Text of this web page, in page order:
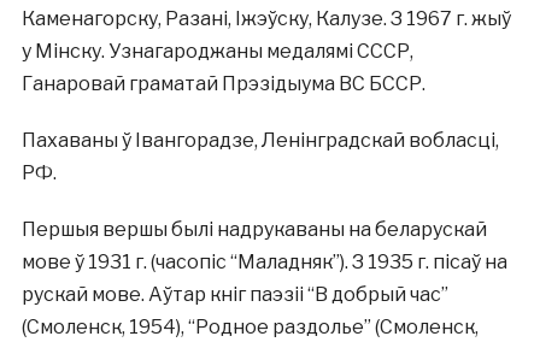
Каменагорску, Разані, Іжэўску, Калузе. З 1967 г. жыў
у Мінску. Узнагароджаны медалямі СССР,
Ганаровай граматай Прэзідыума ВС БССР.
Пахаваны ў Івангорадзе, Ленінградскай вобласці,
РФ.
Першыя вершы былі надрукаваны на беларускай
мове ў 1931 г. (часопіс “Маладняк”). З 1935 г. пісаў на
рускай мове. Аўтар кніг паэзіі “В добрый час”
(Смоленск, 1954), “Родное раздолье” (Смоленск,